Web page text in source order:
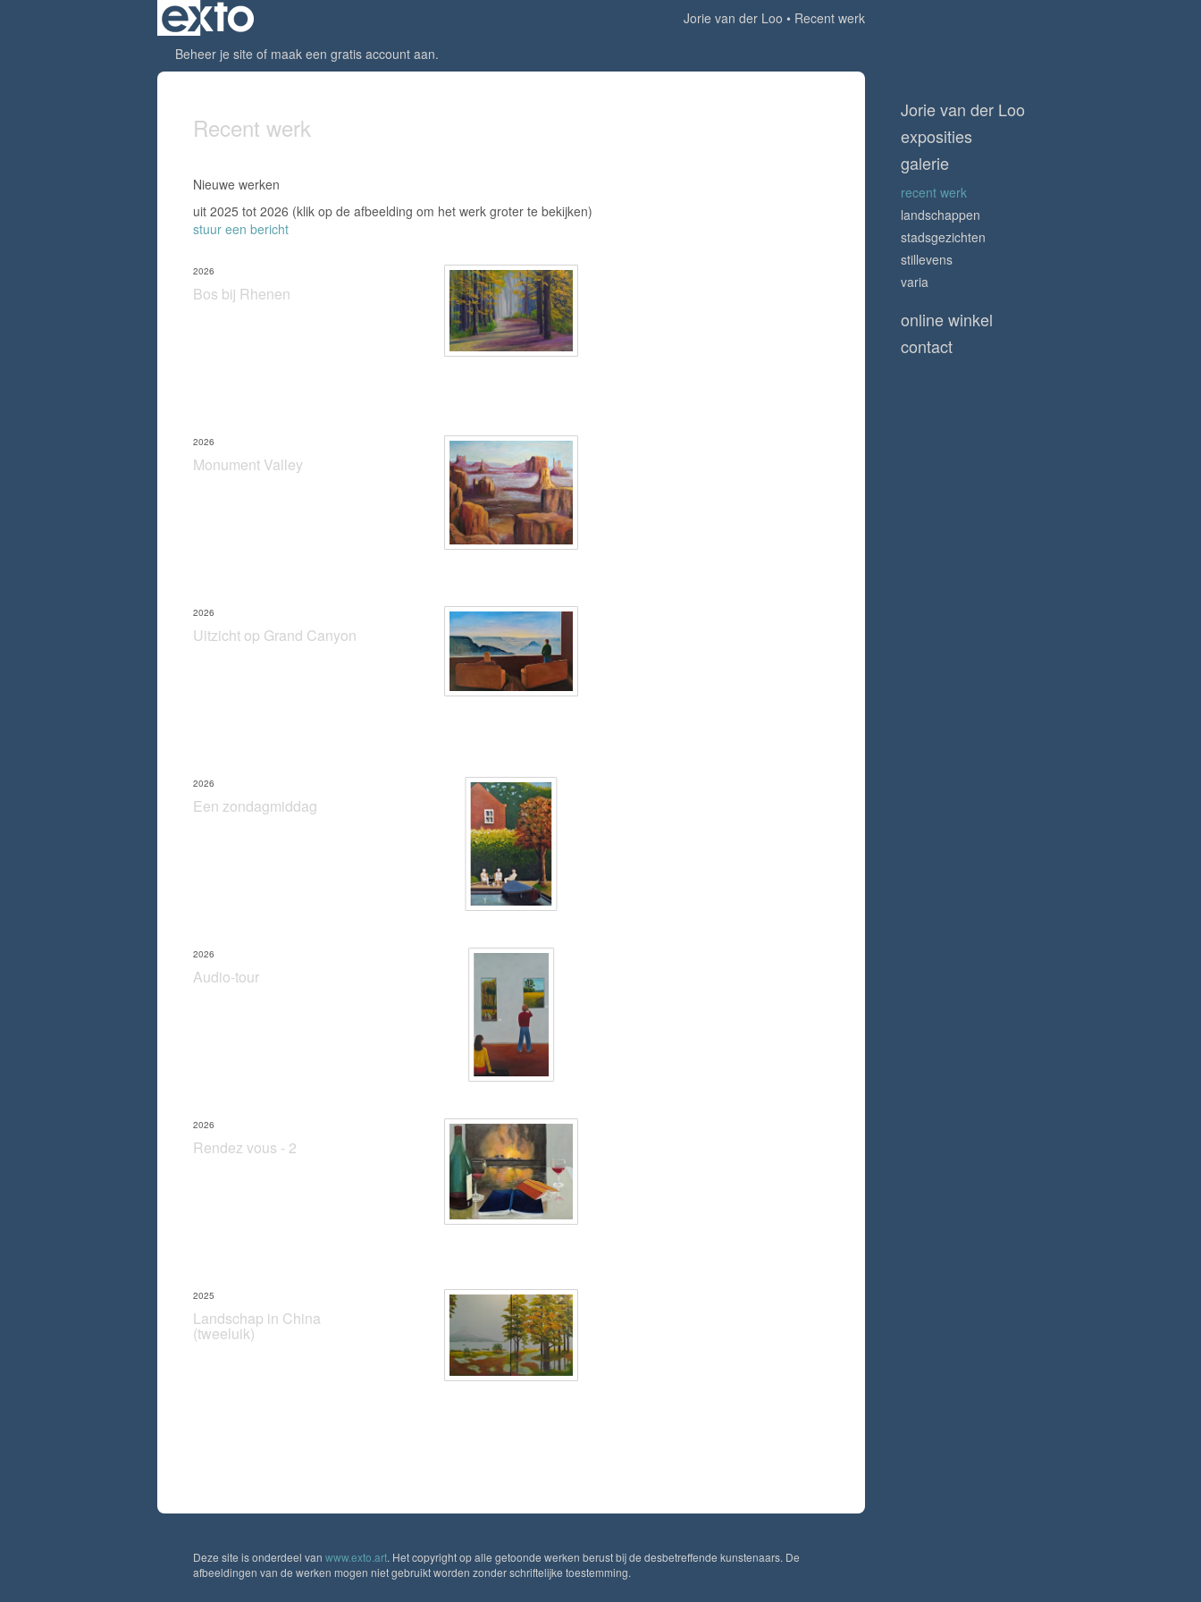
Jorie van der Loo
Recent werk
Beheer je site of maak een gratis account aan.
Recent werk
Nieuwe werken
uit 2025 tot 2026 (klik op de afbeelding om het werk groter te bekijken)
stuur een bericht
Bos bij Rhenen
2026
Monument Valley
2026
Uitzicht op Grand Canyon
2026
Een zondagmiddag
2026
Audio-tour
2026
Rendez vous - 2
2026
Landschap in China
(tweeluik)
2025
Jorie van der Loo
exposities
galerie
recent werk
landschappen
stadsgezichten
stillevens
varia
online winkel
contact
Deze site is onderdeel van www.exto.art. Het copyright op alle getoonde werken berust bij de desbetreffende kunstenaars. De
afbeeldingen van de werken mogen niet gebruikt worden zonder schriftelijke toestemming.